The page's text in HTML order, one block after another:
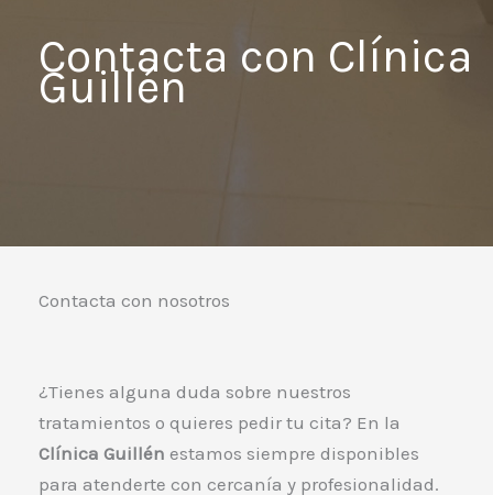
Contacta con Clínica
Guillén
Contacta con nosotros
¿Tienes alguna duda sobre nuestros
tratamientos o quieres pedir tu cita? En la
Clínica Guillén estamos siempre disponibles
para atenderte con cercanía y profesionalidad.